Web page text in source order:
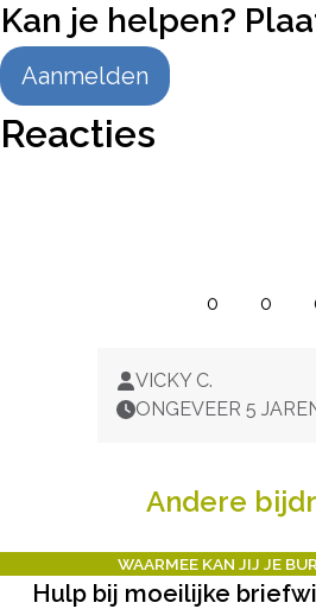
Kan je helpen?
Aanmelden
Reacties
0 0
VICKY C.
ONGEVEER 5
Andere
WAARMEE KAN JIJ JE
Hulp bij moeilijke